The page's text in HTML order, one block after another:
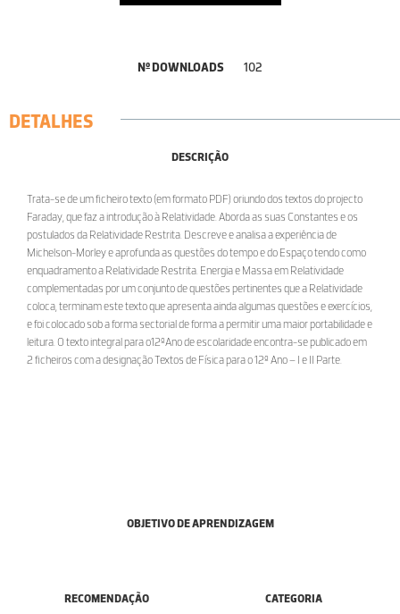
Nº DOWNLOADS 102
DETALHES
DESCRIÇÃO
Trata-se de um ficheiro texto (em formato PDF) oriundo dos textos do projecto
Faraday, que faz a introdução à Relatividade. Aborda as suas Constantes e os
postulados da Relatividade Restrita. Descreve e analisa a experiência de
Michelson-Morley e aprofunda as questões do tempo e do Espaço tendo como
enquadramento a Relatividade Restrita. Energia e Massa em Relatividade
complementadas por um conjunto de questões pertinentes que a Relatividade
coloca, terminam este texto que apresenta ainda algumas questões e exercícios,
e foi colocado sob a forma sectorial de forma a permitir uma maior portabilidade e
leitura. O texto integral para o12ºAno de escolaridade encontra-se publicado em
2 ficheiros com a designação Textos de Física para o 12º Ano – I e II Parte.
OBJETIVO DE APRENDIZAGEM
RECOMENDAÇÃO CATEGORIA